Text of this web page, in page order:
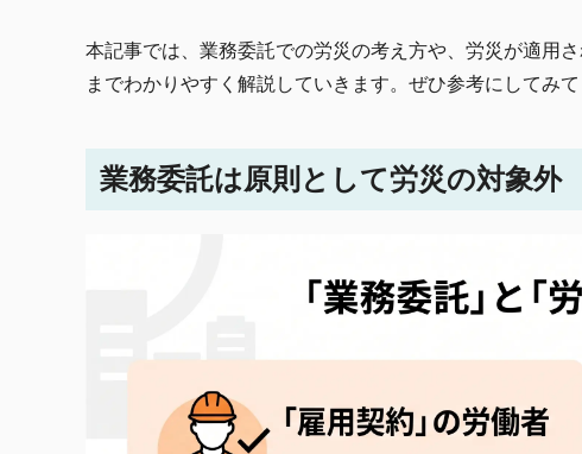
本記事では、業務委託での労災の考え方や、労災が適用
までわかりやすく解説していきます。ぜひ参考にしてみて
業務委託は原則として労災の対象外